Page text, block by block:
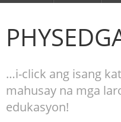
…i-click ang isang
mahusay na mga
edukasyon!